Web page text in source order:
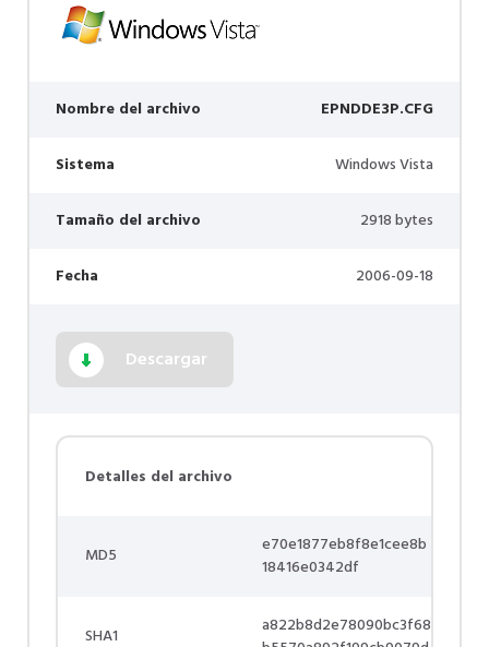
Nombre del archivo EPNDDE3P.CFG
Sistema Windows Vista
Tamaño del archivo 2918 bytes
Fecha 2006-09-18
Descargar
Detalles del archivo
MD5
e70e1877eb8f8e1cee8b
18416e0342df
SHA1
a822b8d2e78090bc3f68